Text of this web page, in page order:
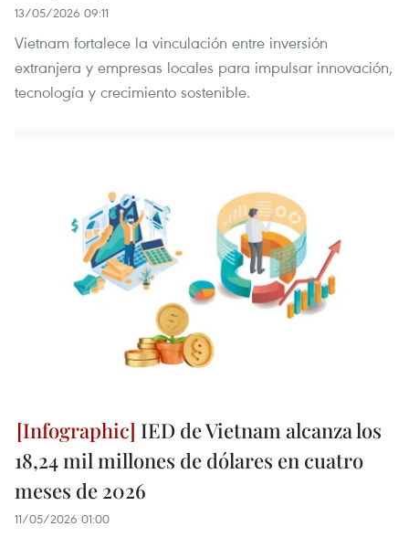
13/05/2026 09:11
Vietnam fortalece la vinculación entre inversión
extranjera y empresas locales para impulsar innovación,
tecnología y crecimiento sostenible.
IED de Vietnam alcanza los
18,24 mil millones de dólares en cuatro
meses de 2026
11/05/2026 01:00